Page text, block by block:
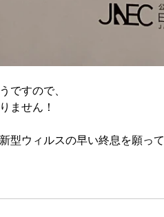
ですので、
ません！
型ウィルスの早い終息を願って